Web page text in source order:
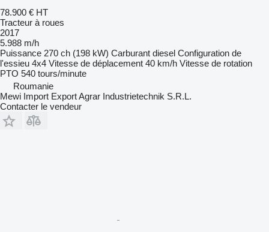
78.900 € HT
Tracteur à roues
2017
5.988 m/h
Puissance 270 ch (198 kW) Carburant diesel Configuration de
l'essieu 4x4 Vitesse de déplacement 40 km/h Vitesse de rotation
PTO 540 tours/minute
Roumanie
Mewi Import Export Agrar Industrietechnik S.R.L.
Contacter le vendeur